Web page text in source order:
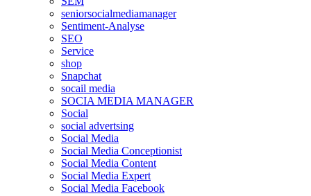
seniorsocialmediamanager
Sentiment-Analyse
SEO
Service
shop
Snapchat
socail media
SOCIA MEDIA MANAGER
Social
social advertsing
Social Media
Social Media Conceptionist
Social Media Content
Social Media Expert
Social Media Facebook